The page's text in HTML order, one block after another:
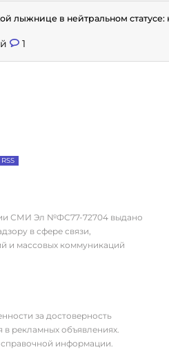
лыжнице в нейтральном статусе:
1
RSS
СМИ Эл №ФС77-72704 выдано
в сфере связи,
и массовых коммуникаций
за достоверность
рекламных объявлениях.
справочной информации.